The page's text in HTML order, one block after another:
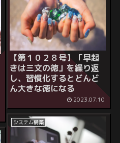
【第１０２８号】「早起
きは三文の徳」を繰り返
し、習慣化するとどんど
ん大きな徳になる
2023.07.10
システム構築